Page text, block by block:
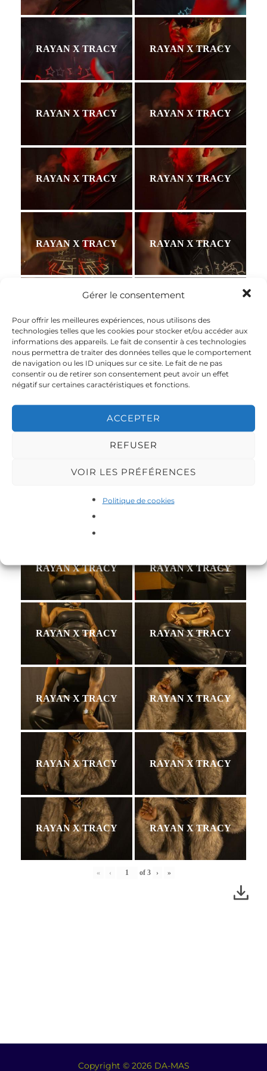
Gérer le consentement
Pour offrir les meilleures expériences, nous utilisons des
technologies telles que les cookies pour stocker et/ou accéder aux
informations des appareils. Le fait de consentir à ces technologies
nous permettra de traiter des données telles que le comportement
de navigation ou les ID uniques sur ce site. Le fait de ne pas
consentir ou de retirer son consentement peut avoir un effet
négatif sur certaines caractéristiques et fonctions.
ACCEPTER
REFUSER
VOIR LES PRÉFÉRENCES
Politique de cookies
RAYAN X TRACY RAYAN X TRACY
RAYAN X TRACY RAYAN X TRACY
RAYAN X TRACY RAYAN X TRACY
RAYAN X TRACY RAYAN X TRACY
RAYAN X TRACY RAYAN X TRACY
RAYAN X TRACY RAYAN X TRACY
RAYAN X TRACY RAYAN X TRACY
RAYAN X TRACY RAYAN X TRACY
RAYAN X TRACY RAYAN X TRACY
RAYAN X TRACY RAYAN X TRACY
RAYAN X TRACY RAYAN X TRACY
« ‹ of 3 › »
Copyright © 2026 DA-MAS